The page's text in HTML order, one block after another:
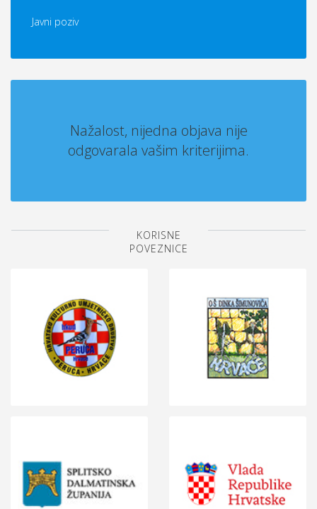
Javni poziv
Nažalost, nijedna objava nije
odgovarala vašim kriterijima.
KORISNE
POVEZNICE